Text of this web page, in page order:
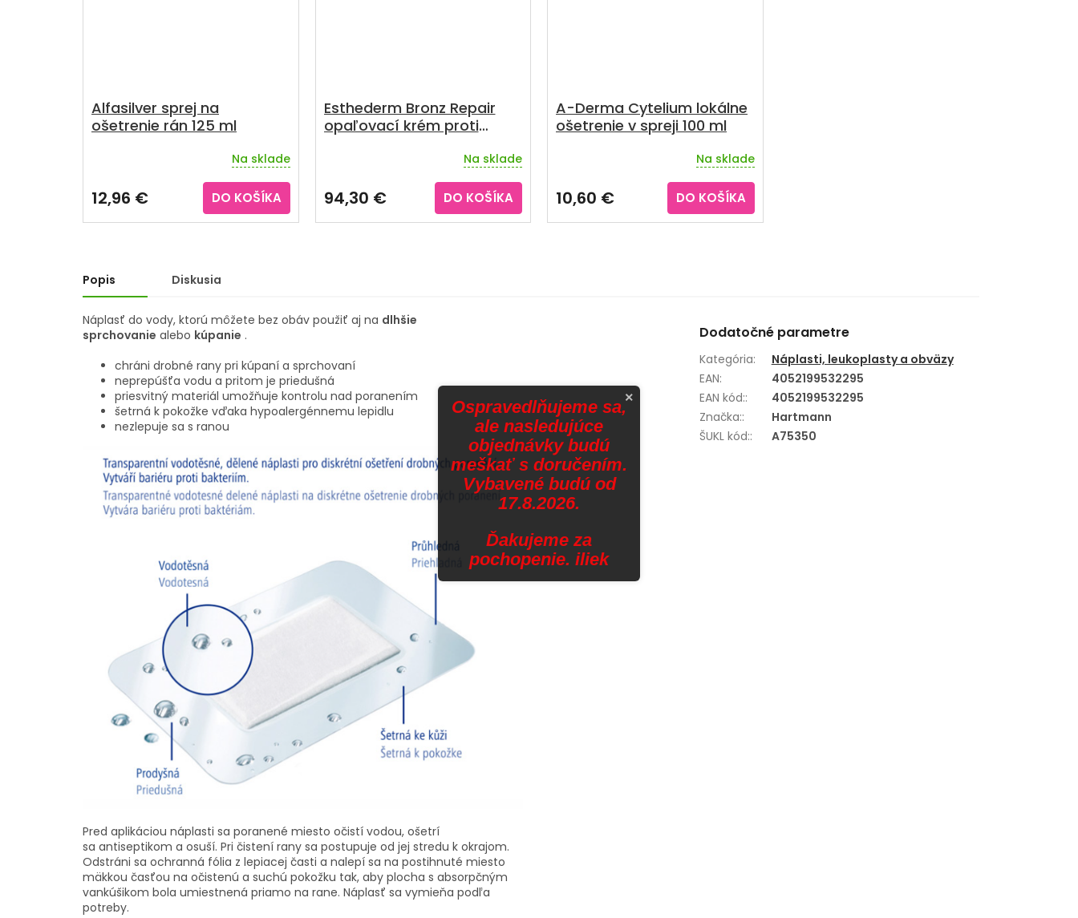
Alfasilver sprej na
ošetrenie rán 125 ml
produktu
je
3,5
Na sklade
12,96 € DO KOŠÍKA
Esthederm Bronz Repair
opaľovací krém proti
Na sklade
94,30 € DO KOŠÍKA
A-Derma Cytelium lokálne
ošetrenie v spreji 100 ml
produktu
je
3,5
Na sklade
10,60 € DO KOŠÍKA
Popis Diskusia
Náplasť do vody, ktorú môžete bez obáv použiť aj na dlhšie
sprchovanie alebo kúpanie .
chráni drobné rany pri kúpaní a sprchovaní
neprepúšťa vodu a pritom je priedušná
priesvitný materiál umožňuje kontrolu nad poranením
šetrná k pokožke vďaka hypoalergénnemu lepidlu
nezlepuje sa s ranou
Pred aplikáciou náplasti sa poranené miesto očistí vodou, ošetrí
sa antiseptikom a osuší. Pri čistení rany sa postupuje od jej stredu k okrajom.
Odstráni sa ochranná fólia z lepiacej časti a nalepí sa na postihnuté miesto
mäkkou časťou na očistenú a suchú pokožku tak, aby plocha s absorpčným
vankúšikom bola umiestnená priamo na rane. Náplasť sa vymieňa podľa
potreby.
Dodatočné parametre
Kategória:
Náplasti, leukoplasty a obväzy
EAN:
4052199532295
EAN kód::
4052199532295
Značka::
Hartmann
ŠUKL kód:: A75350
×
Ospravedlňujeme sa,
ale nasledujúce
objednávky budú
meškať s doručením.
Vybavené budú od
17.8.2026.
Ďakujeme za
pochopenie. iliek